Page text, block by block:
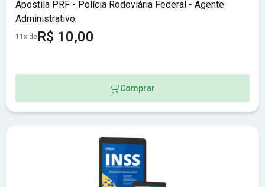
Apostila PRF - Polícia Rodoviária Federal - Agente
Administrativo
11x deR$ 10,00
Comprar